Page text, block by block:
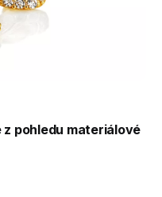
pohledu materiálové